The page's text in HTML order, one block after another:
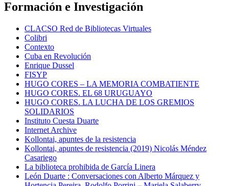
Formación e Investigación
CLACSO Red de Bibliotecas Virtuales
Colibri
Contexto
Cuba en Revolución
Enrique Dussel
FISYP
HUGO CORES – LA MEMORIA COMBATIENTE
HUGO CORES. EL 68 URUGUAYO
HUGO CORES. LA LUCHA DE LOS GREMIOS
SOLIDARIOS
Instituto Cuesta Duarte
Internet Archive
Kollontai, apuntes de la resistencia
Kollontai, apuntes de resistencia (2019) Nicolás Méndez
Casariego
La biblioteca prohibida de García Linera
León Duarte : Conversaciones con Alberto Márquez y